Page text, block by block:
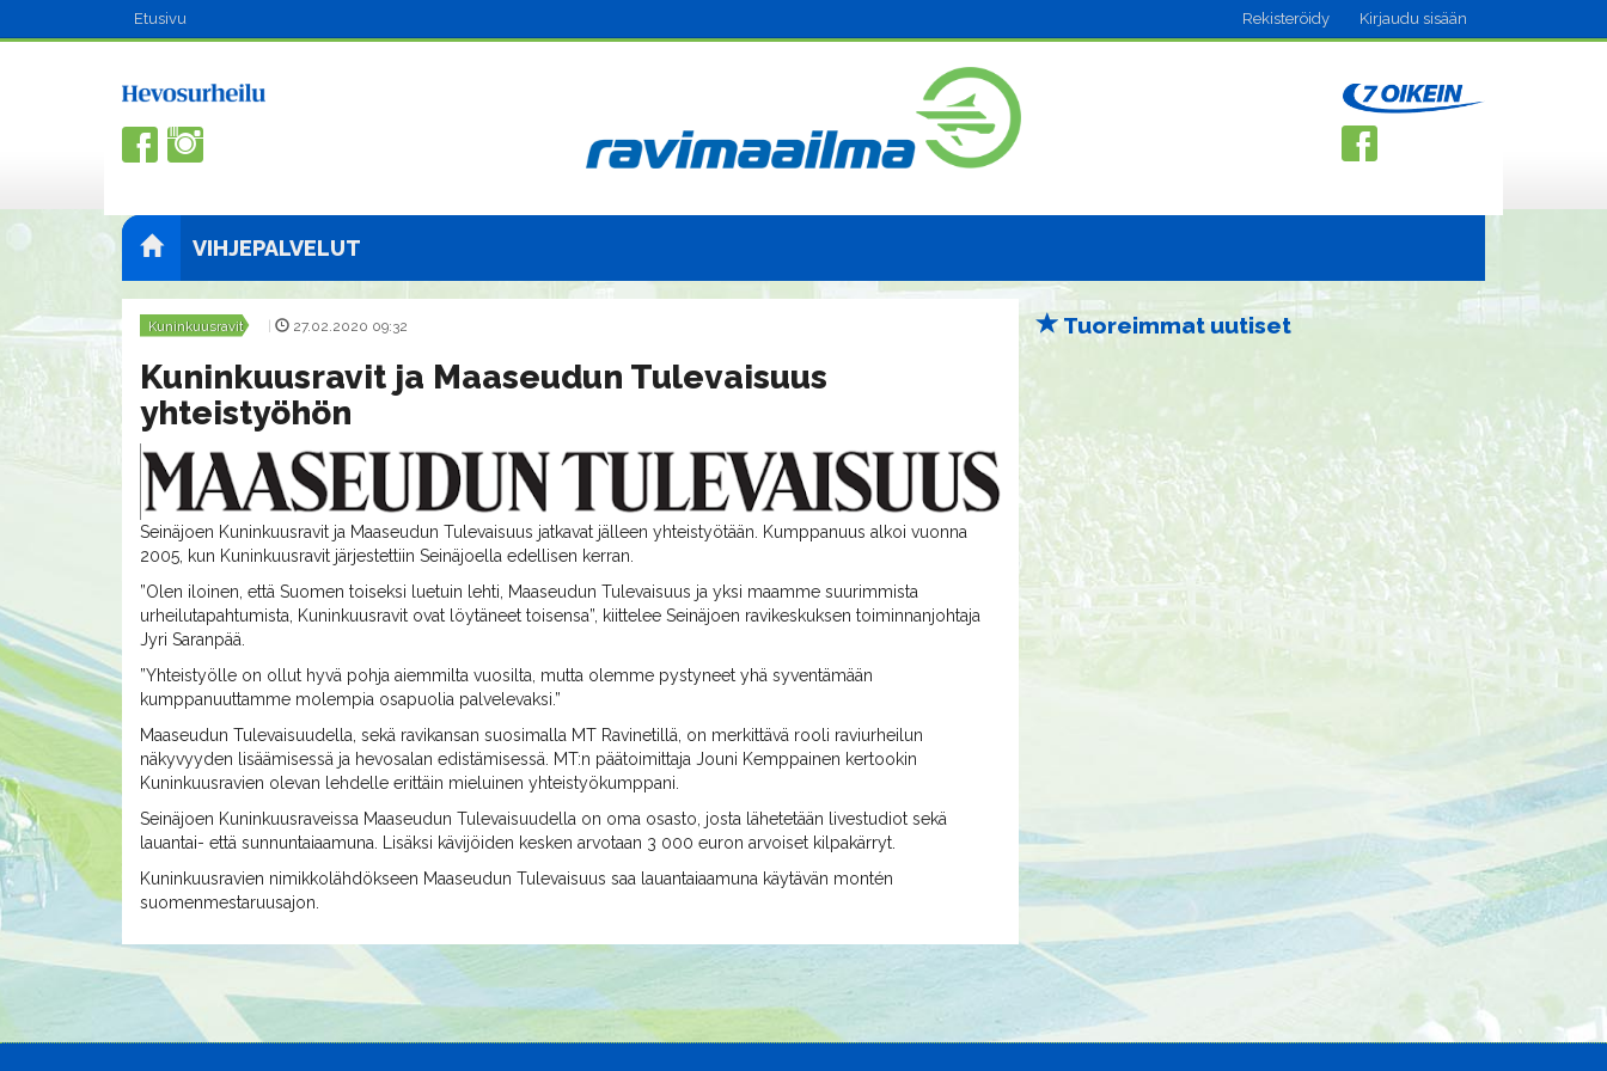
Etusivu Rekisteröidy Kirjaudu sisään
VIHJEPALVELUT
Kuninkuusravit | 27.02.2020 09:32
Kuninkuusravit ja Maaseudun Tulevaisuus
yhteistyöhön
Seinäjoen Kuninkuusravit ja Maaseudun Tulevaisuus jatkavat jälleen yhteistyötään. Kumppanuus alkoi vuonna
2005, kun Kuninkuusravit järjestettiin Seinäjoella edellisen kerran.
”Olen iloinen, että Suomen toiseksi luetuin lehti, Maaseudun Tulevaisuus ja yksi maamme suurimmista
urheilutapahtumista, Kuninkuusravit ovat löytäneet toisensa”, kiittelee Seinäjoen ravikeskuksen toiminnanjohtaja
Jyri Saranpää.
”Yhteistyölle on ollut hyvä pohja aiemmilta vuosilta, mutta olemme pystyneet yhä syventämään
kumppanuuttamme molempia osapuolia palvelevaksi.”
Maaseudun Tulevaisuudella, sekä ravikansan suosimalla MT Ravinetillä, on merkittävä rooli raviurheilun
näkyvyyden lisäämisessä ja hevosalan edistämisessä. MT:n päätoimittaja Jouni Kemppainen kertookin
Kuninkuusravien olevan lehdelle erittäin mieluinen yhteistyökumppani.
Seinäjoen Kuninkuusraveissa Maaseudun Tulevaisuudella on oma osasto, josta lähetetään livestudiot sekä
lauantai- että sunnuntaiaamuna. Lisäksi kävijöiden kesken arvotaan 3 000 euron arvoiset kilpakärryt.
Kuninkuusravien nimikkolähdökseen Maaseudun Tulevaisuus saa lauantaiaamuna käytävän montén
suomenmestaruusajon.
Tuoreimmat uutiset